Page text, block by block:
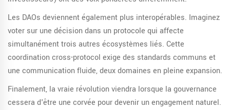
Les DAOs deviennent également plus interopérables. Imaginez
voter sur une décision dans un protocole qui affecte
simultanément trois autres écosystèmes liés. Cette
coordination cross-protocol exige des standards communs et
une communication fluide, deux domaines en pleine expansion.
Finalement, la vraie révolution viendra lorsque la gouvernance
cessera d'être une corvée pour devenir un engagement naturel.